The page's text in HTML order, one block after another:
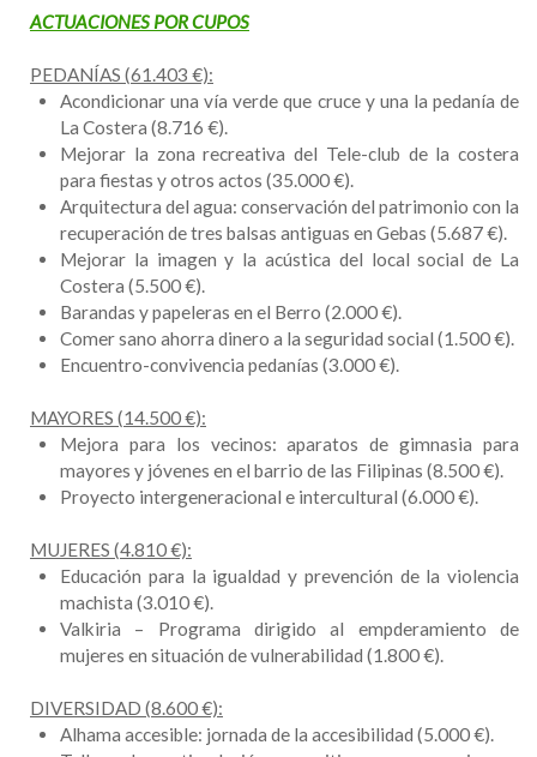
ACTUACIONES POR CUPOS
PEDANÍAS (61.403 €):
Acondicionar una vía verde que cruce y una la pedanía de
La Costera (8.716 €).
Mejorar la zona recreativa del Tele-club de la costera
para fiestas y otros actos (35.000 €).
Arquitectura del agua: conservación del patrimonio con la
recuperación de tres balsas antiguas en Gebas (5.687 €).
Mejorar la imagen y la acústica del local social de La
Costera (5.500 €).
Barandas y papeleras en el Berro (2.000 €).
Comer sano ahorra dinero a la seguridad social (1.500 €).
Encuentro-convivencia pedanías (3.000 €).
MAYORES (14.500 €):
Mejora para los vecinos: aparatos de gimnasia para
mayores y jóvenes en el barrio de las Filipinas (8.500 €).
Proyecto intergeneracional e intercultural (6.000 €).
MUJERES (4.810 €):
Educación para la igualdad y prevención de la violencia
machista (3.010 €).
Valkiria – Programa dirigido al empderamiento de
mujeres en situación de vulnerabilidad (1.800 €).
DIVERSIDAD (8.600 €):
Alhama accesible: jornada de la accesibilidad (5.000 €).